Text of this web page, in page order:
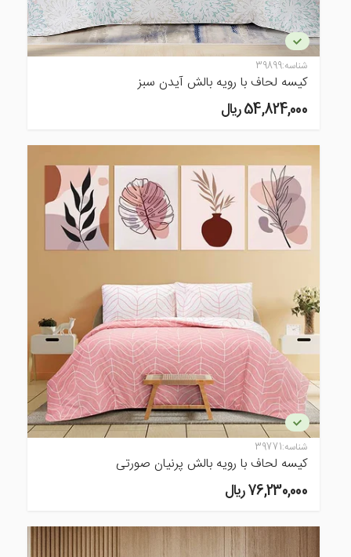
شناسه:39899
کیسه لحاف با رویه بالش آیدن سبز
54,824,000 ريال
شناسه:39771
کیسه لحاف با رویه بالش پرنیان صورتی
76,230,000 ريال